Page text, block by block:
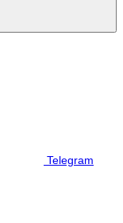
Telegram